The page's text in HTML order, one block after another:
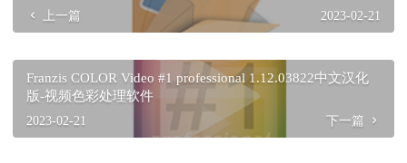
上一篇 2023-02-21
Franzis COLOR Video #1 professional 1.12.03822中文汉化
版-视频色彩处理软件
2023-02-21 下一篇